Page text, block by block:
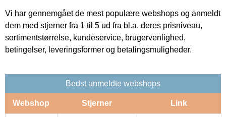
Vi har gennemgået de mest populære webshops og anmeldt
dem med stjerner fra 1 til 5 ud fra bl.a. deres prisniveau,
sortimentstørrelse, kundeservice, brugervenlighed,
betingelser, leveringsformer og betalingsmuligheder.
Bedst anmeldte webshops
Webshop Stjerner Link